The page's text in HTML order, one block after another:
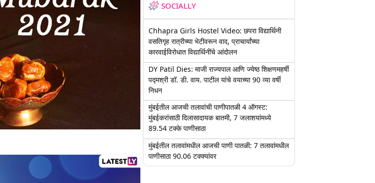
SOCIALLY
Chhapra Girls Hostel Video: छपरा विद्यार्थिनी
वसतिगृह रात्रीच्या भेटीवरून वाद, प्राचार्यांच्या
कारवाईविरोधात विद्यार्थिनींचे आंदोलन
DY Patil Dies: माजी राज्यपाल आणि ज्येष्ठ शिक्षणमहर्षी
पद्मश्री डॉ. डी. वाय. पाटील यांचे वयाच्या 90 व्या वर्षी
निधन
मुंबईतील आजची तलावांची पाणीपातळी 4 ऑगस्ट:
मुंबईकरांसाठी दिलासादायक बातमी, 7 जलाशयांमध्ये
89.54 टक्के पाणीसाठा
मुंबईतील तलावांमधील आजची पाणी पातळी: 7 तलावांमधील
पाणीसाठा 90.06 टक्क्यांवर